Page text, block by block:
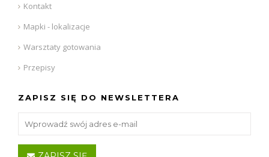
Kontakt
Mapki - lokalizacje
Warsztaty gotowania
Przepisy
ZAPISZ SIĘ DO NEWSLETTERA